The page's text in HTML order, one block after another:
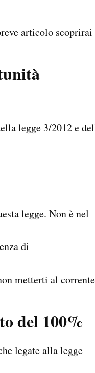
articolo scoprirai
legge 3/2012 e
legge. Non è nel
di
metterti al corrente
del 100%
legate alla legge